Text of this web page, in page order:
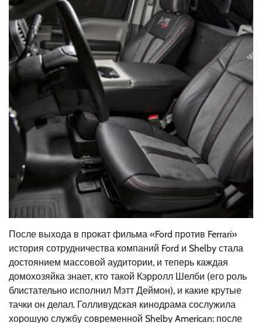
После выхода в прокат фильма «Ford против Ferrari»
история сотрудничества компаний Ford и Shelby стала
достоянием массовой аудитории, и теперь каждая
домохозяйка знает, кто такой Кэрролл Шелби (его роль
блистательно исполнил Мэтт Деймон), и какие крутые
тачки он делал. Голливудская кинодрама сослужила
хорошую службу современной Shelby American: после